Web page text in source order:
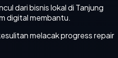
dari bisnis lokal di Tanjung
digital membantu.
melacak progress repair